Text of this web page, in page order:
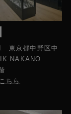
東京都中野区中
NAKANO
ちら